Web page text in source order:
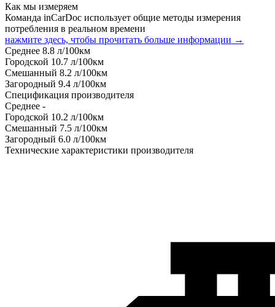
Как мы измеряем
Команда inCarDoc использует общие методы измерения
потребления в реальном времени
нажмите здесь, чтобы прочитать больше информации →
Среднее 8.8 л/100км
Городской 10.7 л/100км
Смешанный 8.2 л/100км
Загородный 9.4 л/100км
Спецификация производителя
Среднее -
Городской 10.2 л/100км
Смешанный 7.5 л/100км
Загородный 6.0 л/100км
Технические характеристики производителя